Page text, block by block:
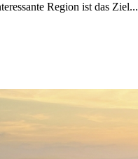
Region ist das Ziel...